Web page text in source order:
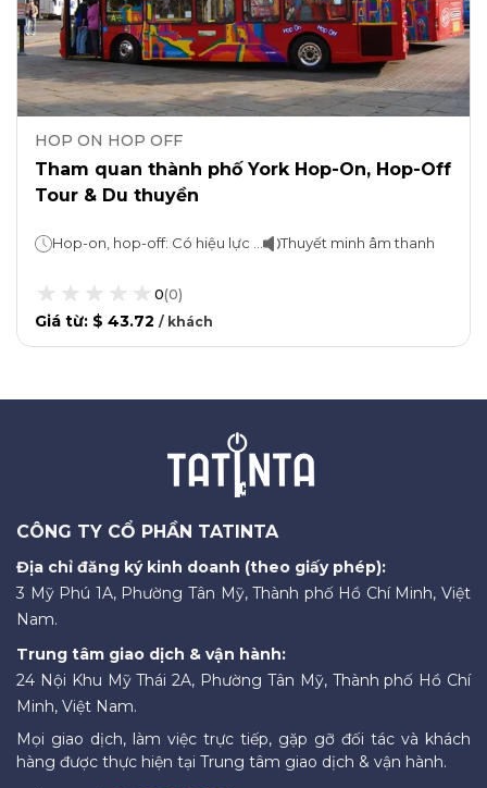
HOP ON HOP OFF
Tham quan thành phố York Hop-On, Hop-Off
Tour & Du thuyền
Hop-on, hop-off: Có hiệu lực trong 24 giờVòng xe buýt mất 15 phút. Du ngoạn: 45 phút Thuyết minh âm thanh
0(0)
Giá từ: $ 43.72 / khách
CÔNG TY CỔ PHẦN TATINTA
Địa chỉ đăng ký kinh doanh (theo giấy phép):
3 Mỹ Phú 1A, Phường Tân Mỹ, Thành phố Hồ Chí Minh, Việt
Nam.
Trung tâm giao dịch & vận hành:
24 Nội Khu Mỹ Thái 2A, Phường Tân Mỹ, Thành phố Hồ Chí
Minh, Việt Nam.
Mọi giao dịch, làm việc trực tiếp, gặp gỡ đối tác và khách
hàng được thực hiện tại Trung tâm giao dịch & vận hành.